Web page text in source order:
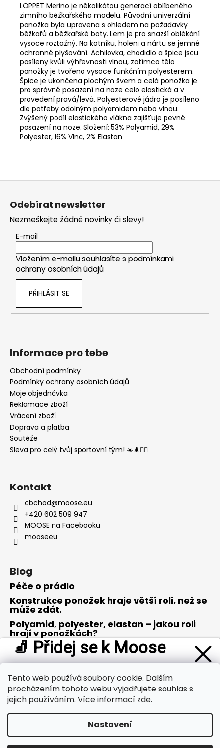
Tento web používá soubory cookie. Dalším
procházením tohoto webu vyjadřujete souhlas s
jejich používáním. Více informací zde.
Nastavení
LOPPET Merino je několikátou generací oblíbeného
zimního běžkařského modelu. Původní univerzální
ponožka byla upravena s ohledem na požadavky
běžkařů a běžkařské boty. Lem je pro snazší oblékání
vysoce roztažný. Na kotníku, holeni a nártu se jemné
ochranné plyšování. Achilovka, chodidlo a špice jsou
posíleny kvůli výhřevnosti vlnou, zatímco tělo
ponožky je tvořeno vysoce funkčním polyesterem.
Špice je ukončena plochým švem a celá ponožka je
pro správné posazení na noze celo elastická a v
provedení pravá/levá. Polyesterové jádro je posíleno
dle potřeby odolným polyamidem nebo vlnou.
Zvýšený podíl elastického vlákna zajišťuje pevné
posazení na noze. Složení: 53% Polyamid, 29%
Polyester, 16% Vlna, 2% Elastan
Z
Odebírat newsletter
Nezmeškejte žádné novinky či slevy!
E-mail
Vložením e-mailu souhlasíte s podmínkami
ochrany osobních údajů
PŘIHLÁSIT SE
Informace pro tebe
Obchodní podmínky
Podmínky ochrany osobních údajů
Moje objednávka
Reklamace zboží
Vrácení zboží
Doprava a platba
Soutěže
Sleva pro celý tvůj sportovní tým! ☀️🌲🏃‍♂️
Kontakt
obchod@moose.eu
+420 602 509 947
MOOSE na Facebooku
mooseeu
Blog
Péče o prádlo
Konstrukce ponožek hraje větší roli, než se
může zdát.
Polyamid, polyester, elastan – jakou roli
hrají v ponožkách?
Merino vlna – opravdu zázrak přírody?
Přijímáme online platby
🧦 Přidej se k Moose
Buď první, kdo se dozví onovinkách a tipech z oblasti
outdooru. A jako poděkování od nás dostaneš
slevu 100 Kč
na svůj první nákup.
Přihlásit se a získat slevu